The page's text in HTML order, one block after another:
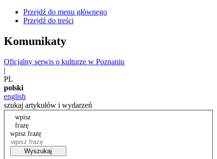
Przejdź do menu głównego
Przejdź do treści
Komunikaty
Oficjalny serwis o kulturze w Poznaniu
|
PL
polski
english
szukaj artykułów i wydarzeń
wpisz
frazę
wpisz frazę
Wyszukaj